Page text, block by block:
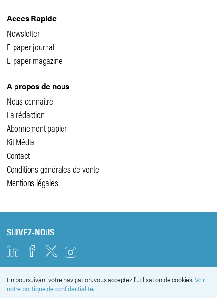
Accès Rapide
Newsletter
E-paper journal
E-paper magazine
A propos de nous
Nous connaître
La rédaction
Abonnement papier
Kit Média
Contact
Conditions générales de vente
Mentions légales
SUIVEZ-NOUS
NEWSLETTER
En poursuivant votre navigation, vous acceptez l'utilisation de cookies.Voir
notre politique de confidentialité.